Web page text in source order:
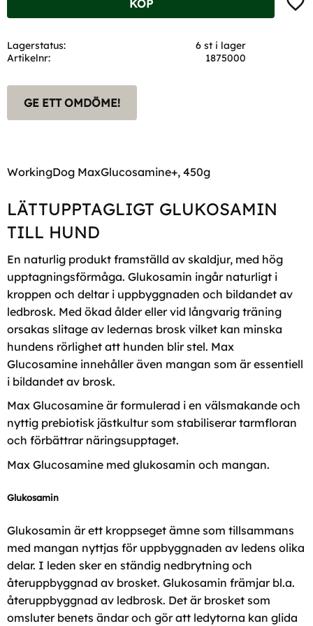
KÖP
Lagerstatus
6 st i lager
Artikelnr
1875000
GE ETT OMDÖME!
WorkingDog MaxGlucosamine+, 450g
LÄTTUPPTAGLIGT GLUKOSAMIN
TILL HUND
En naturlig produkt framställd av skaldjur, med hög
upptagningsförmåga. Glukosamin ingår naturligt i
kroppen och deltar i uppbyggnaden och bildandet av
ledbrosk. Med ökad ålder eller vid långvarig träning
orsakas slitage av ledernas brosk vilket kan minska
hundens rörlighet att hunden blir stel. Max
Glucosamine innehåller även mangan som är essentiell
i bildandet av brosk.
Max Glucosamine är formulerad i en välsmakande och
nyttig prebiotisk jästkultur som stabiliserar tarmfloran
och förbättrar näringsupptaget.
Max Glucosamine med glukosamin och mangan.
Glukosamin
Glukosamin är ett kroppseget ämne som tillsammans
med mangan nyttjas för uppbyggnaden av ledens olika
delar. I leden sker en ständig nedbrytning och
återuppbyggnad av brosket. Glukosamin främjar bl.a.
återuppbyggnad av ledbrosk. Det är brosket som
omsluter benets ändar och gör att ledytorna kan glida